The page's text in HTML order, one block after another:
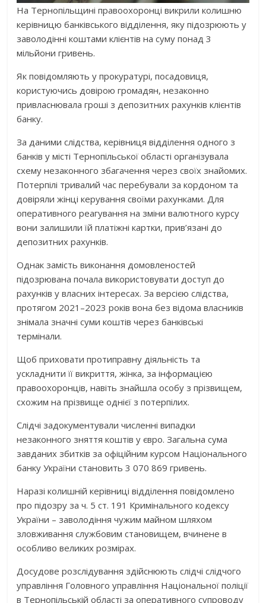
На Тернопільщині правоохоронці викрили колишню
керівницю банківського відділення, яку підозрюють у
заволодінні коштами клієнтів на суму понад 3
мільйони гривень.
Як повідомляють у прокуратурі, посадовиця,
користуючись довірою громадян, незаконно
привласнювала гроші з депозитних рахунків клієнтів
банку.
За даними слідства, керівниця відділення одного з
банків у місті Тернопільської області організувала
схему незаконного збагачення через своїх знайомих.
Потерпілі тривалий час перебували за кордоном та
довіряли жінці керування своїми рахунками. Для
оперативного реагування на зміни валютного курсу
вони залишили їй платіжні картки, прив’язані до
депозитних рахунків.
Однак замість виконання домовленостей
підозрювана почала використовувати доступ до
рахунків у власних інтересах. За версією слідства,
протягом 2021–2023 років вона без відома власників
знімала значні суми коштів через банківські
термінали.
Щоб приховати протиправну діяльність та
ускладнити її викриття, жінка, за інформацією
правоохоронців, навіть знайшла особу з прізвищем,
схожим на прізвище однієї з потерпілих.
Слідчі задокументували численні випадки
незаконного зняття коштів у євро. Загальна сума
завданих збитків за офіційним курсом Національного
банку України становить 3 070 869 гривень.
Наразі колишній керівниці відділення повідомлено
про підозру за ч. 5 ст. 191 Кримінального кодексу
України – заволодіння чужим майном шляхом
зловживання службовим становищем, вчинене в
особливо великих розмірах.
Досудове розслідування здійснюють слідчі слідчого
управління Головного управління Національної поліції
в Тернопільській області за оперативного супроводу